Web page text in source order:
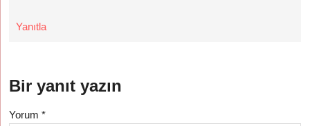
Yanıtla
Bir yanıt yazın
Yorum*